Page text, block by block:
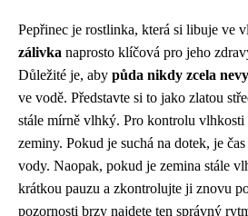
Pepřinec je rostlinka, která si libuje ve
zálivka naprosto klíčová pro jeho
Důležité je, aby půda nikdy zcela
ve vodě. Představte si to jako zlatou
stále mírně vlhký. Pro kontrolu vlhkosti
zeminy. Pokud je suchá na dotek, je
vody. Naopak, pokud je zemina stále
krátkou pauzu a zkontrolujte ji znovu
pozornosti brzy najdete ten správný